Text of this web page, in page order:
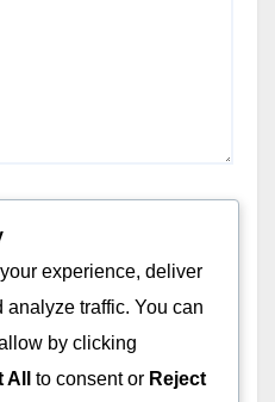
experience, deliver
traffic. You can
by clicking
to consent or Reject